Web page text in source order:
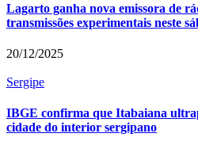
Lagarto ganha nova emissora de
transmissões experimentais neste
20/12/2025
Sergipe
IBGE confirma que Itabaiana
cidade do interior sergipano